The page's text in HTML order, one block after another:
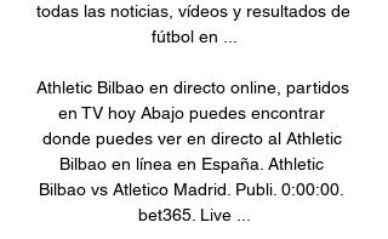
todas las noticias, vídeos y resultados de
fútbol en ...
Athletic Bilbao en directo online, partidos
en TV hoy Abajo puedes encontrar
donde puedes ver en directo al Athletic
Bilbao en línea en España. Athletic
Bilbao vs Atletico Madrid. Publi. 0:00:00.
bet365. Live ...